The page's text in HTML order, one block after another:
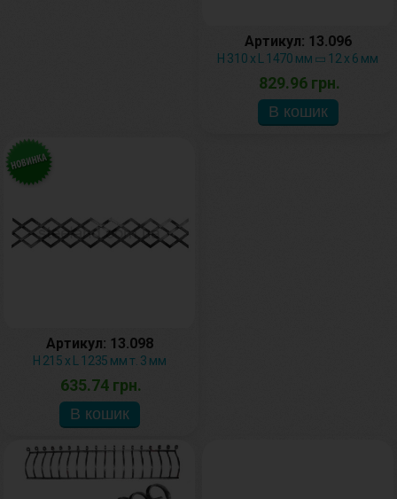
Артикул: 13.096
H 310 х L 1470 мм ▭ 12 х 6 мм
829.96 грн.
Артикул: 13.098
H 215 х L 1235 мм т. 3 мм
635.74 грн.